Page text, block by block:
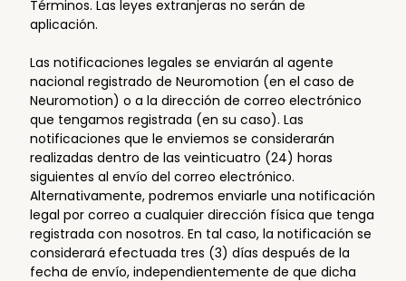
Términos. Las leyes extranjeras no serán de
aplicación.
Las notificaciones legales se enviarán al agente
nacional registrado de Neuromotion (en el caso de
Neuromotion) o a la dirección de correo electrónico
que tengamos registrada (en su caso). Las
notificaciones que le enviemos se considerarán
realizadas dentro de las veinticuatro (24) horas
siguientes al envío del correo electrónico.
Alternativamente, podremos enviarle una notificación
legal por correo a cualquier dirección física que tenga
registrada con nosotros. En tal caso, la notificación se
considerará efectuada tres (3) días después de la
fecha de envío, independientemente de que dicha